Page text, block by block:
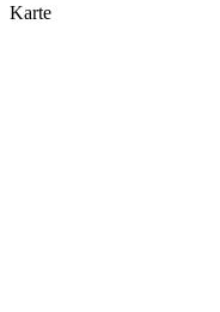
Karte